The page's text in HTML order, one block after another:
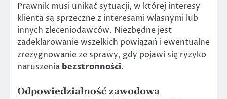
Prawnik musi unikać sytuacji, w której interesy
klienta są sprzeczne z interesami własnymi lub
innych zleceniodawców. Niezbędne jest
zadeklarowanie wszelkich powiązań i ewentualne
zrezygnowanie ze sprawy, gdy pojawi się ryzyko
naruszenia bezstronności.
Odpowiedzialność zawodowa